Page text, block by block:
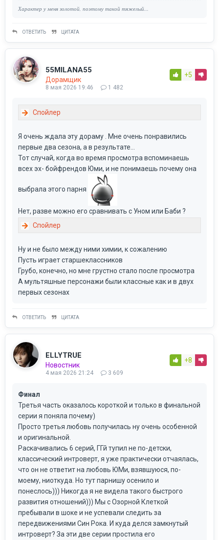
Характер у меня золотой, поэтому такой тяжелый...
ОТВЕТИТЬ ЦИТАТА
55MILANA55
Дорамщик
8 мая 2026 19:46 1 482
+5
Я очень ждала эту дораму . Мне очень понравились
первые два сезона, а в результате…
Тот случай, когда во время просмотра вспоминаешь
всех эх- бойфрендов Юми, и не понимаешь почему она
выбрала этого парня
Нет, разве можно его сравнивать с Уном или Баби ?
Ну и не было между ними химии, к сожалению
Пусть играет старшеклассников
Грубо, конечно, но мне грустно стало после просмотра
А мультяшные персонажи были классные как и в двух
первых сезонах
ОТВЕТИТЬ ЦИТАТА
ELLYTRUE
Новостник
4 мая 2026 21:24 3 609
+8
Финал
Третья часть оказалось короткой и только в финальной
серии я поняла почему)
Просто третья любовь получилась ну очень особенной
и оригинальной.
Раскачивались 6 серий, ГГй тупил не по-детски,
классический интроверт, я уже практически отчаялась,
что он не ответит на любовь ЮМи, взявшуюся, по-
моему, ниоткуда. Но тут парнишу осенило и
понеслось))) Никогда я не видела такого быстрого
развития отношений))) Мы с Озорной Клеткой
пребывали в шоке и не успевали следить за
передвижениями Син Рока. И куда делся замкнутый
интроверт? За эти две серии простила его